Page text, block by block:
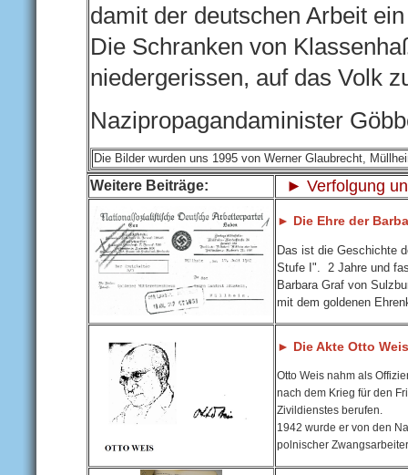
damit der deutschen Arbeit
Die Schranken von
niedergerissen, auf das Volk
Nazipropagandaminister
Die Bilder wurden uns 1995 von Werner Glaubrecht,
Weitere Beiträge: ► Verfolgung
► Die Ehre der
Das ist die Geschichte
Stufe I". 2 Jahre und
Barbara Graf von
mit dem goldenen
► Die Akte Otto Weis
Otto Weis nahm als
nach dem Krieg für den
Zivildienstes berufen.
1942 wurde er von den
polnischer